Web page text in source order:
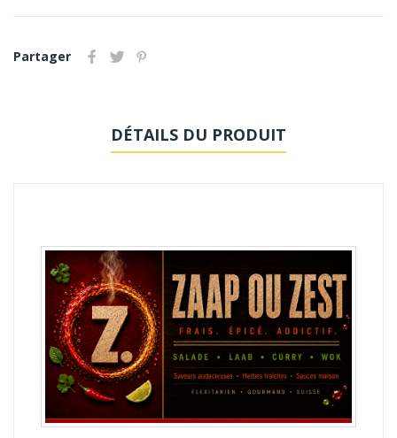
Partager
DÉTAILS DU PRODUIT